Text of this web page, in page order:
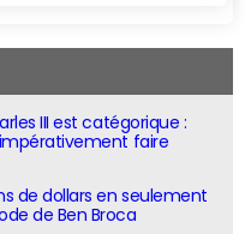
III est catégorique :
faire
de dollars en seulement
de Ben Broca